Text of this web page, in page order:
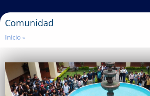
Comunidad
Inicio »